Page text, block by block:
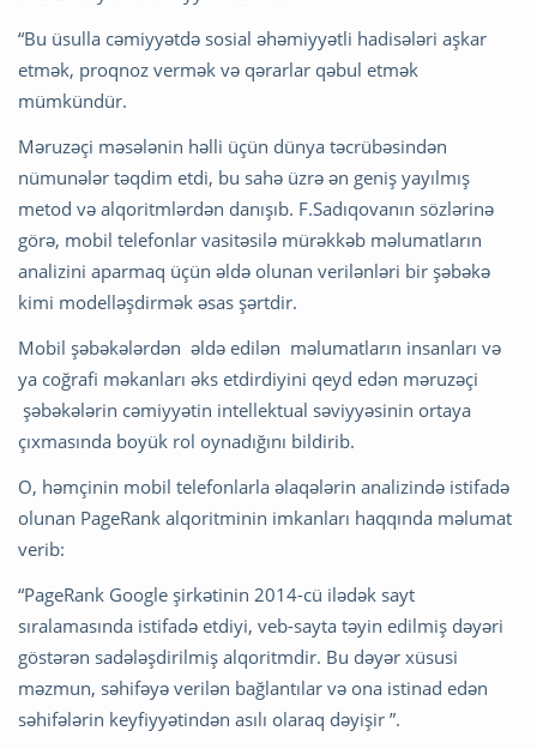
“Bu üsulla cəmiyyətdə sosial əhəmiyyətli hadisələri aşkar
etmək, proqnoz vermək və qərarlar qəbul etmək
mümkündür.
Məruzəçi məsələnin həlli üçün dünya təcrübəsindən
nümunələr təqdim etdi, bu sahə üzrə ən geniş yayılmış
metod və alqoritmlərdən danışıb. F.Sadıqovanın sözlərinə
görə, mobil telefonlar vasitəsilə mürəkkəb məlumatların
analizini aparmaq üçün əldə olunan verilənləri bir şəbəkə
kimi modelləşdirmək əsas şərtdir.
Mobil şəbəkələrdən əldə edilən məlumatların insanları və
ya coğrafi məkanları əks etdirdiyini qeyd edən məruzəçi
şəbəkələrin cəmiyyətin intellektual səviyyəsinin ortaya
çıxmasında boyük rol oynadığını bildirib.
O, həmçinin mobil telefonlarla əlaqələrin analizində istifadə
olunan PageRank alqoritminin imkanları haqqında məlumat
verib:
“PageRank Google şirkətinin 2014-cü ilədək sayt
sıralamasında istifadə etdiyi, veb-sayta təyin edilmiş dəyəri
göstərən sadələşdirilmiş alqoritmdir. Bu dəyər xüsusi
məzmun, səhifəyə verilən bağlantılar və ona istinad edən
səhifələrin keyfiyyətindən asılı olaraq dəyişir ”.